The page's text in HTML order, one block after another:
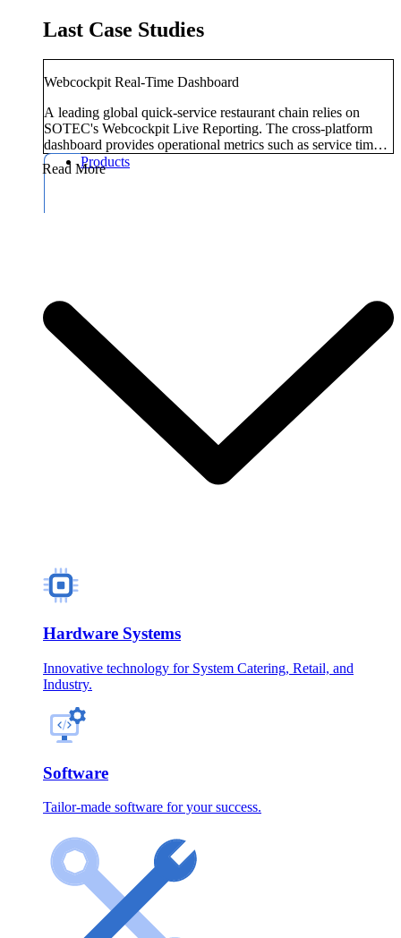
Last Case Studies
Webcockpit Real-Time Dashboard
A leading global quick-service restaurant chain relies on
SOTEC's Webcockpit Live Reporting. The cross-platform
dashboard provides operational metrics such as service times,
guest volumes, and revenue in real time.
Read MoreProducts
Hardware Systems
Innovative technology for System Catering, Retail, and
Industry.
Software
Tailor-made software for your success.